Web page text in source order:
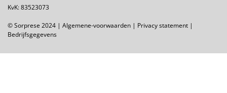
KvK: 83523073
© Sorprese 2024 | Algemene-voorwaarden | Privacy statement |
Bedrijfsgegevens